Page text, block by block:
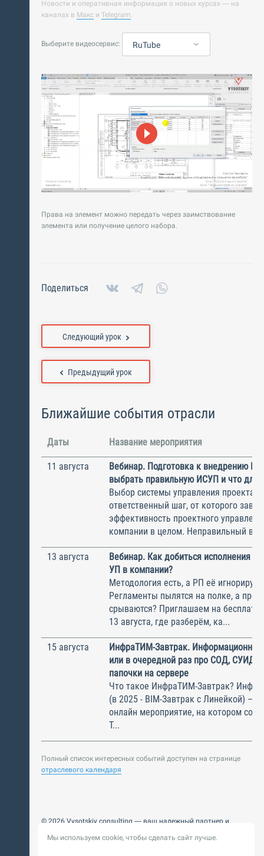
Новости и оперативная информация о новых курсах — на
каналах в Макс и Telegram.
Выберите видеосервис: RuTube
Права на элемент можно передать через заимствование
элемента или получение целого набора.
Поделиться
Предыдущий урок
Следующий урок
Ближайшие события отрасли
Даты Название мероприятия
11 августа
Вебинар. Подготовка к внедрению
выбрать правильную ИСУП и что для
Выбор системы управления
ответственный шаг, от которого
эффективность проектного
компании в целом. Неправильный
13 августа
Вебинар. Как добиться исполнения
УП в компании?
Методология есть, а РП её
Регламенты пылятся на полке, а
срываются? Приглашаем на
13 августа, где разберём, ка...
15 августа
ИнфраТИМ-Завтрак.
или в очередной раз про СОД, СУИД и
папочки на сервере
Что такое ИнфраТИМ-Завтрак?
(в 2025 - BIM-Завтрак с Линейкой) –
онлайн мероприятие, на котором
Т...
Полный список интересных событий доступен на странице
отраслевого календаря
© 2026 Vysotskiy consulting — ваш надежный партнер и
Цифровизация, BIM, ИИ. Внедряем и оптимизируем
Мы используем cookie, чтобы сделать сайт лучше.